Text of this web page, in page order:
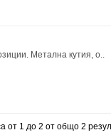
Метална кутия, о..
от 1 до 2 от общо 2